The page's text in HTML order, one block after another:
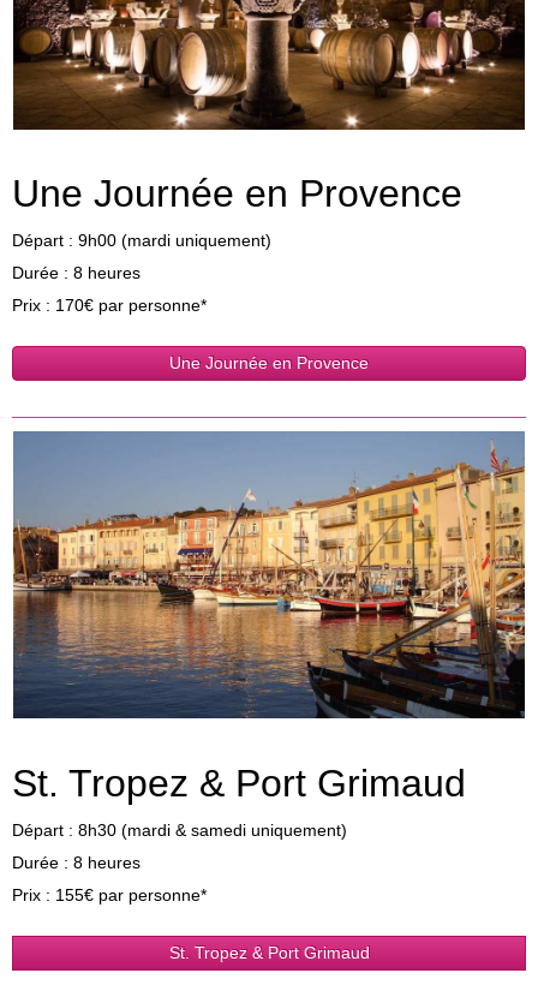
Une Journée en Provence
Départ : 9h00 (mardi uniquement)
Durée : 8 heures
Prix : 170€ par personne*
Une Journée en Provence
St. Tropez & Port Grimaud
Départ : 8h30 (mardi & samedi uniquement)
Durée : 8 heures
Prix : 155€ par personne*
St. Tropez & Port Grimaud